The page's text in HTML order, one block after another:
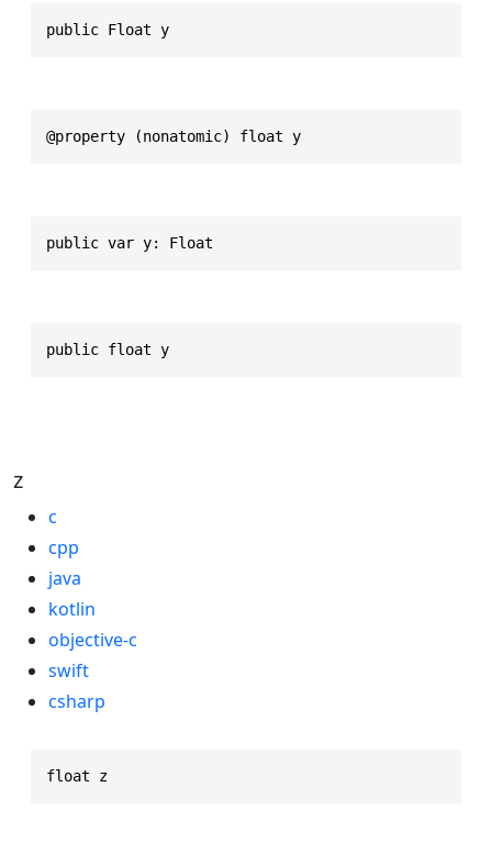
public Float y
@property (nonatomic) float y
public var y: Float
public float y
z
c
cpp
java
kotlin
objective-c
swift
csharp
float z